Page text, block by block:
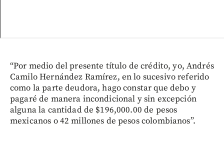
“Por medio del presente título de crédito, yo, Andrés
Camilo Hernández Ramírez, en lo sucesivo referido
como la parte deudora, hago constar que debo y
pagaré de manera incondicional y sin excepción
alguna la cantidad de $196,000.00 de pesos
mexicanos o 42 millones de pesos colombianos”.